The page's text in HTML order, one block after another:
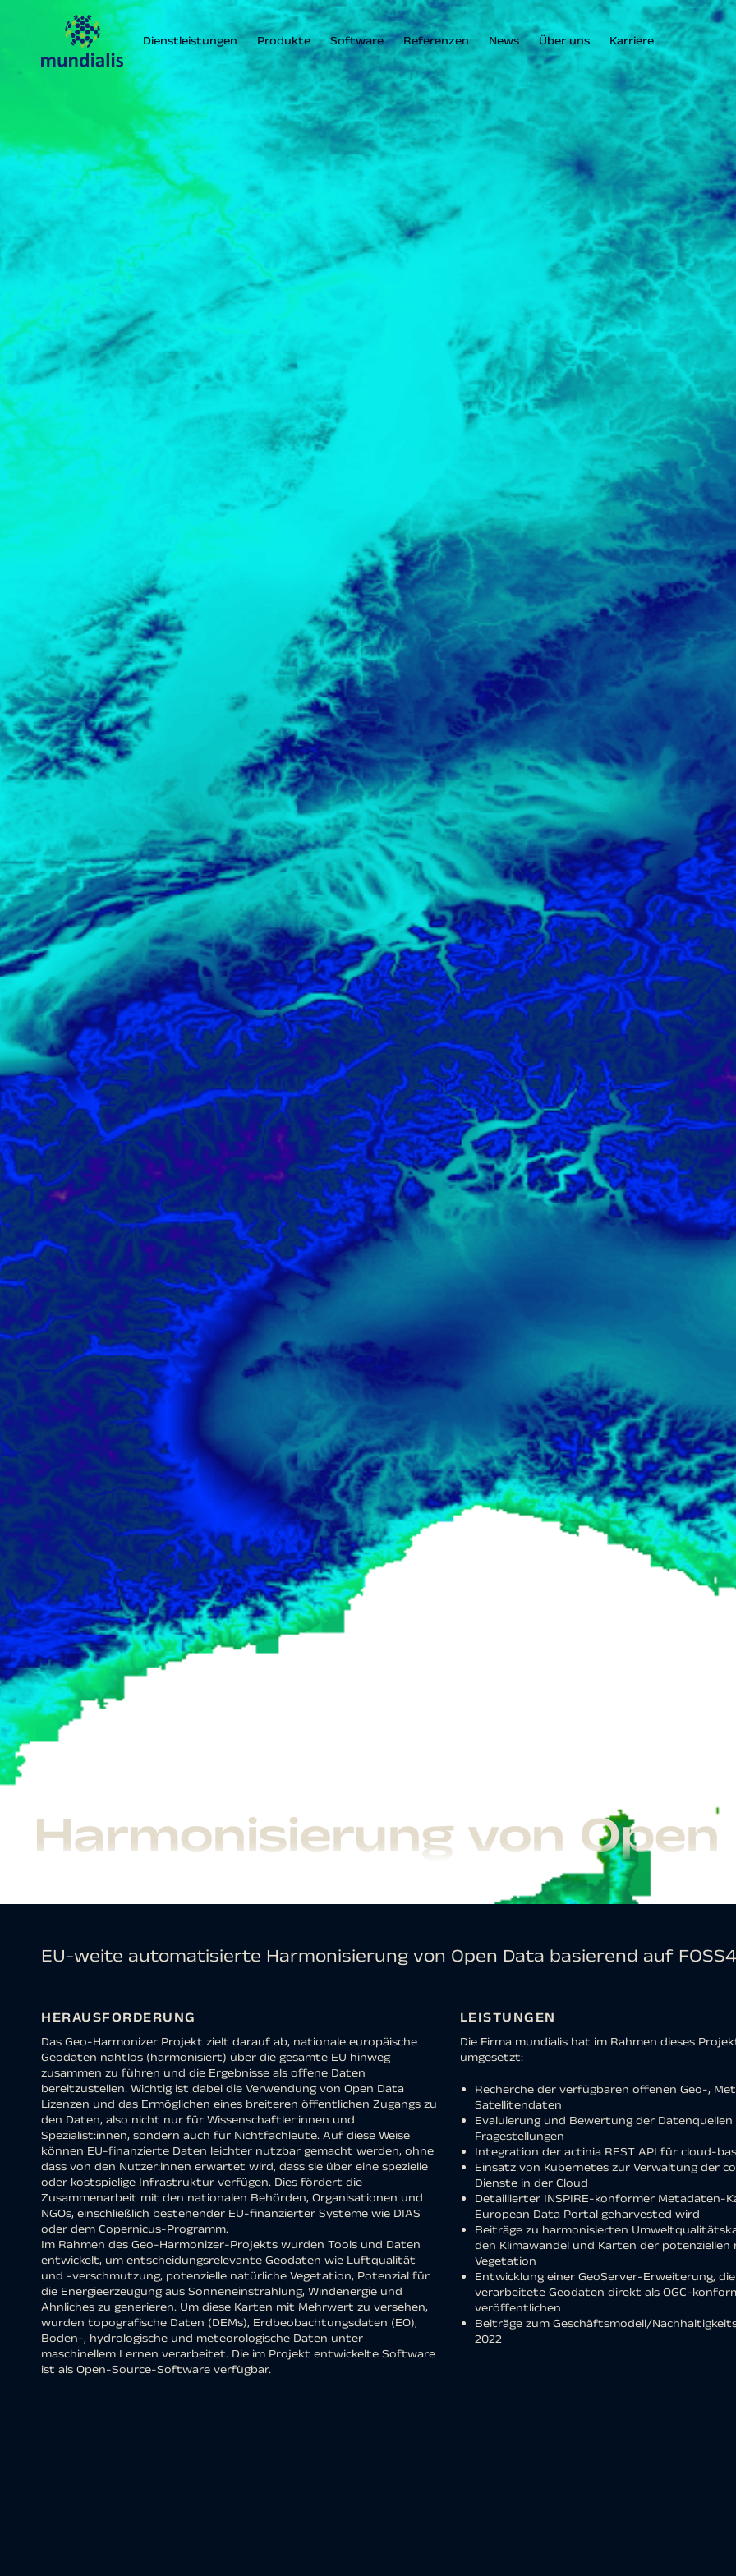
Dienstleistungen Produkte Software Referenzen News Über uns Karriere
Harmonisierung von Open
EU-weite automatisierte Harmonisierung von Open Data basierend auf
HERAUSFORDERUNG
Das Geo-Harmonizer Projekt zielt darauf ab, nationale europäische
Geodaten nahtlos (harmonisiert) über die gesamte EU hinweg
zusammen zu führen und die Ergebnisse als offene Daten
bereitzustellen. Wichtig ist dabei die Verwendung von Open Data
Lizenzen und das Ermöglichen eines breiteren öffentlichen Zugangs zu
den Daten, also nicht nur für Wissenschaftler:innen und
Spezialist:innen, sondern auch für Nichtfachleute. Auf diese Weise
können EU-finanzierte Daten leichter nutzbar gemacht werden, ohne
dass von den Nutzer:innen erwartet wird, dass sie über eine spezielle
oder kostspielige Infrastruktur verfügen. Dies fördert die
Zusammenarbeit mit den nationalen Behörden, Organisationen und
NGOs, einschließlich bestehender EU-finanzierter Systeme wie DIAS
oder dem Copernicus-Programm.
Im Rahmen des Geo-Harmonizer-Projekts wurden Tools und Daten
entwickelt, um entscheidungsrelevante Geodaten wie Luftqualität
und -verschmutzung, potenzielle natürliche Vegetation, Potenzial für
die Energieerzeugung aus Sonneneinstrahlung, Windenergie und
Ähnliches zu generieren. Um diese Karten mit Mehrwert zu versehen,
wurden topografische Daten (DEMs), Erdbeobachtungsdaten (EO),
Boden-, hydrologische und meteorologische Daten unter
maschinellem Lernen verarbeitet. Die im Projekt entwickelte Software
ist als Open-Source-Software verfügbar.
LEISTUNGEN
Die Firma mundialis hat im Rahmen dieses
umgesetzt:
Recherche der verfügbaren offenen Geo-,
Satellitendaten
Evaluierung und Bewertung der
Fragestellungen
Integration der actinia REST API für cloud-
Einsatz von Kubernetes zur Verwaltung der
Dienste in der Cloud
Detaillierter INSPIRE-konformer Metadaten-
European Data Portal geharvested wird
Beiträge zu harmonisierten
den Klimawandel und Karten der potenziellen
Vegetation
Entwicklung einer GeoServer-Erweiterung,
verarbeitete Geodaten direkt als OGC-
veröffentlichen
Beiträge zum Geschäftsmodell/
2022